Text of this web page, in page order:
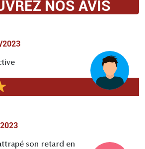
NOS AVIS
son retard en